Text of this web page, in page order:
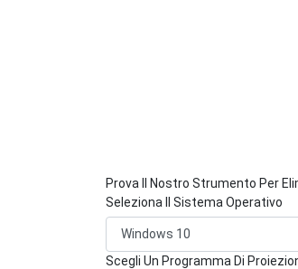
Prova Il Nostro Strumento Per
Seleziona Il Sistema Operativo
Scegli Un Programma Di